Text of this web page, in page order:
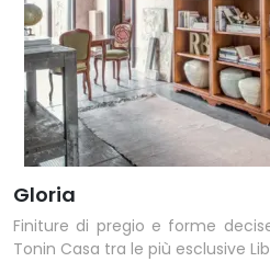
Gloria
Finiture di pregio e forme
Tonin Casa tra le più esclusive